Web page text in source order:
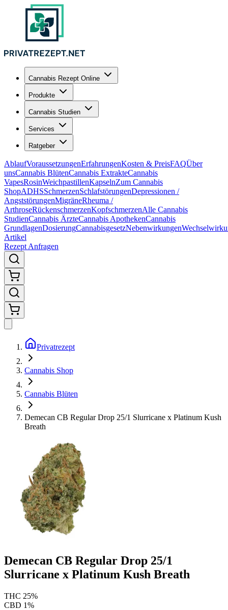
Cannabis Rezept Online
Produkte
Cannabis Studien
Services
Ratgeber
AblaufVoraussetzungenErfahrungenKosten & PreisFAQÜber
unsCannabis BlütenCannabis ExtrakteCannabis
VapesRosinWeichpastillenKapselnZum Cannabis
ShopADHSSchmerzenSchlafstörungenDepressionen /
AngststörungenMigräneRheuma /
ArthroseRückenschmerzenKopfschmerzenAlle Cannabis
StudienCannabis ÄrzteCannabis ApothekenCannabis
GrundlagenDosierungCannabisgesetzNebenwirkungen
Artikel
Rezept Anfragen
Privatrezept
Cannabis Shop
Cannabis Blüten
Demecan CB Regular Drop 25/1 Slurricane x Platinum Kush
Breath
Demecan CB Regular Drop 25/1
Slurricane x Platinum Kush Breath
THC 25%
CBD 1%